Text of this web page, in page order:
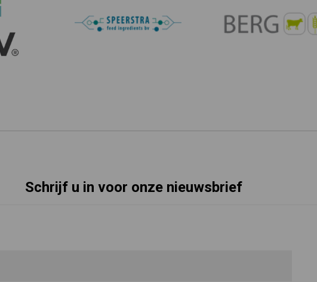
Schrijf u in voor onze nieuwsbrief